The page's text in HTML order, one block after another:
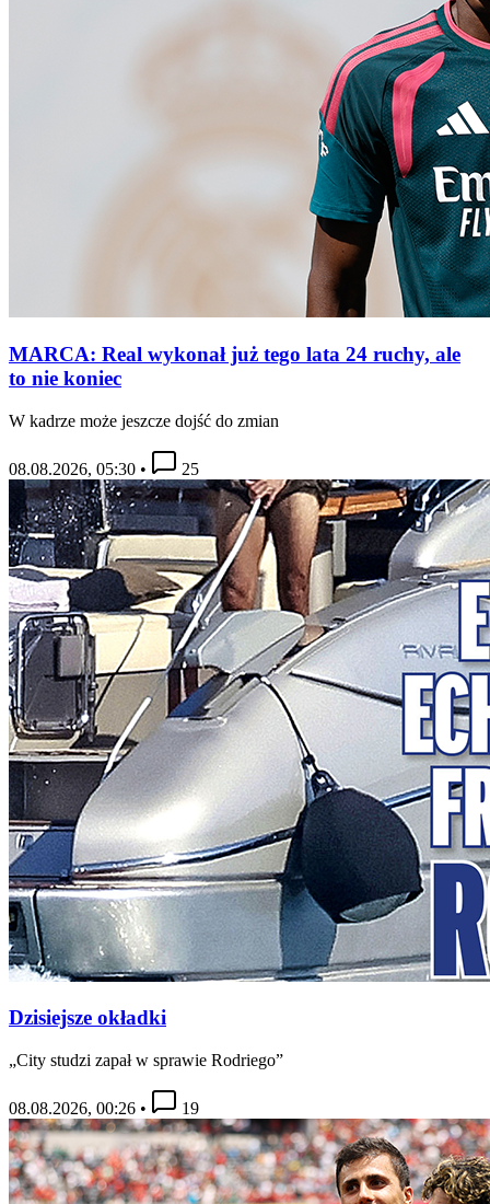
MARCA: Real wykonał już tego lata 24 ruchy, ale
to nie koniec
W kadrze może jeszcze dojść do zmian
08.08.2026, 05:30 • 25
Dzisiejsze okładki
„City studzi zapał w sprawie Rodriego”
08.08.2026, 00:26 • 19